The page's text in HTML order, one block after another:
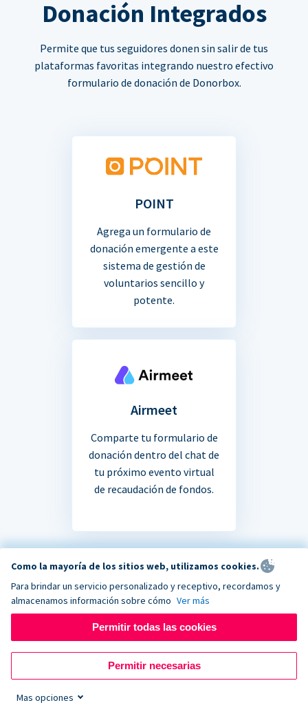
Donación Integrados
Permite que tus seguidores donen sin salir de tus
plataformas favoritas integrando nuestro efectivo
formulario de donación de Donorbox.
POINT
Agrega un formulario de
donación emergente a este
sistema de gestión de
voluntarios sencillo y
potente.
Airmeet
Comparte tu formulario de
donación dentro del chat de
tu próximo evento virtual
de recaudación de fondos.
¿No estás seguro si tu
aplicación favorita se
integra?
Como la mayoría de los sitios web, utilizamos cookies.
Para brindar un servicio personalizado y receptivo, recordamos y
almacenamos información sobre cómo Ver más
Permitir todas las cookies
Permitir necesarias
Mas opciones